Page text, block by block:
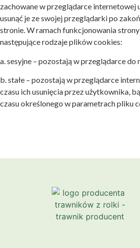
zachowane w przeglądarce internetowej
usunąć je ze swojej przeglądarki po
stronie. W ramach funkcjonowania
następujące rodzaje plików cookies:
a. sesyjne – pozostają w przeglądarce do
b. stałe – pozostają w przeglądarce
czasu ich usunięcia przez użytkownika,
czasu określonego w parametrach pliku